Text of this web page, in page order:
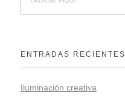
ENTRADAS RECIENTES
Iluminación creativa